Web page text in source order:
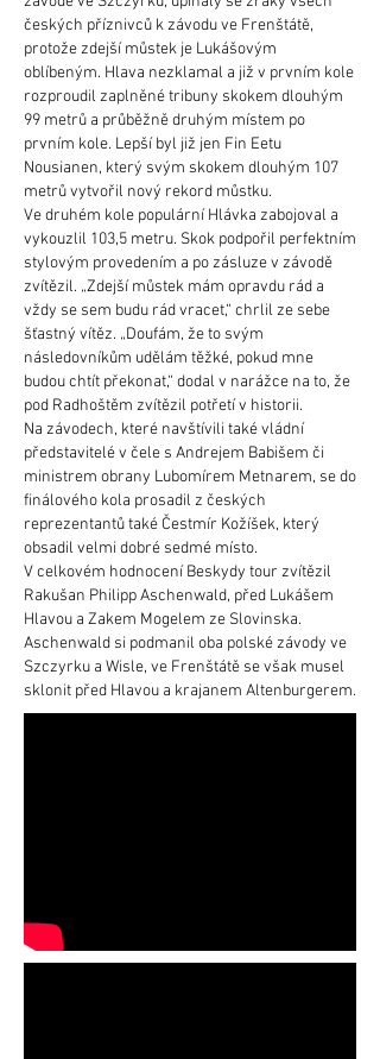
českých příznivců k závodu ve Frenštátě,
protože zdejší můstek je Lukášovým
oblíbeným. Hlava nezklamal a již v prvním kole
rozproudil zaplněné tribuny skokem dlouhým
99 metrů a průběžně druhým místem po
prvním kole. Lepší byl již jen Fin Eetu
Nousianen, který svým skokem dlouhým 107
metrů vytvořil nový rekord můstku.
Ve druhém kole populární Hlávka zabojoval a
vykouzlil 103,5 metru. Skok podpořil perfektním
stylovým provedením a po zásluze v závodě
zvítězil. „Zdejší můstek mám opravdu rád a
vždy se sem budu rád vracet,“ chrlil ze sebe
šťastný vítěz. „Doufám, že to svým
následovníkům udělám těžké, pokud mne
budou chtít překonat,“ dodal v narážce na to, že
pod Radhoštěm zvítězil potřetí v historii.
Na závodech, které navštívili také vládní
představitelé v čele s Andrejem Babišem či
ministrem obrany Lubomírem Metnarem, se do
finálového kola prosadil z českých
reprezentantů také Čestmír Kožíšek, který
obsadil velmi dobré sedmé místo.
V celkovém hodnocení Beskydy tour zvítězil
Rakušan Philipp Aschenwald, před Lukášem
Hlavou a Zakem Mogelem ze Slovinska.
Aschenwald si podmanil oba polské závody ve
Szczyrku a Wisle, ve Frenštátě se však musel
sklonit před Hlavou a krajanem Altenburgerem.